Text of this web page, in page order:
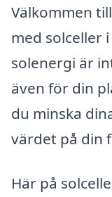
Välkommen
med solceller
solenergi är
även för din
du minska
värdet på din
Här på